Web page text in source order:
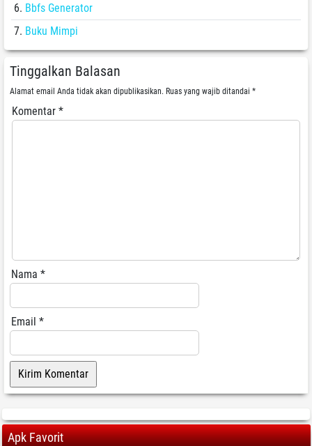
Bbfs Generator
Buku Mimpi
Tinggalkan Balasan
Alamat email Anda tidak akan dipublikasikan. Ruas yang wajib ditandai *
Komentar *
Nama *
Email *
Apk Favorit